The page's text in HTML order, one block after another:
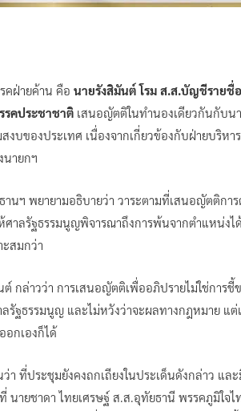
คฝ่ายค้าน คือ นายรังสิมันต์ โรม ส.ส.บัญชีรายชื่
คประชาชาติ เสนอญัตติในทำนองเดียวกันกับน
งบของประเทศ เนื่องจากเกี่ยวข้องกับฝ่ายบริ
ายกฯ
านฯ พยายามอธิบายว่า วาระตามที่เสนอญัตติกา
ศาลรัฐธรรมนูญพิจารณาถึงการพ้นจากตำแหน่ง
ะสมกว่า
กล่าวว่า การเสนอญัตติเพื่ออภิปรายไม่ใช่การชี้
รัฐธรรมนูญ และไม่หวังว่าจะผลทางกฎหมาย
อกเองก็ได้
ว่า ที่ประชุมยังคงถกเถียงในประเด็นดังกล่าว แ
นายชาดา ไทยเศรษฐ์ ส.ส.อุทัยธานี พรรคภูมิใจไ